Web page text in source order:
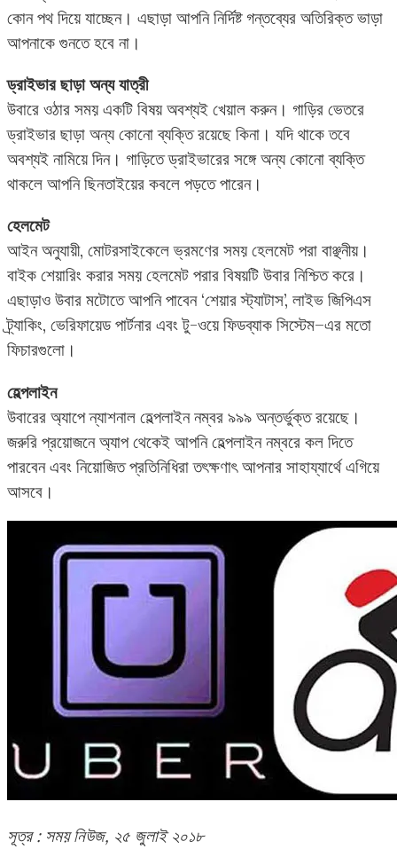
কোন পথ দিয়ে যাচ্ছেন। এছাড়া আপনি নির্দিষ্ট গন্তব্যের অতিরিক্ত ভাড়া
আপনাকে গুনতে হবে না।
ড্রাইভার ছাড়া অন্য যাত্রী
উবারে ওঠার সময় একটি বিষয় অবশ্যই খেয়াল করুন। গাড়ির ভেতরে
ড্রাইভার ছাড়া অন্য কোনো ব্যক্তি রয়েছে কিনা। যদি থাকে তবে
অবশ্যই নামিয়ে দিন। গাড়িতে ড্রাইভারের সঙ্গে অন্য কোনো ব্যক্তি
থাকলে আপনি ছিনতাইয়ের কবলে পড়তে পারেন।
হেলমেট
আইন অনুযায়ী, মোটরসাইকেলে ভ্রমণের সময় হেলমেট পরা বাঞ্ছনীয়।
বাইক শেয়ারিং করার সময় হেলমেট পরার বিষয়টি উবার নিশ্চিত করে।
এছাড়াও উবার মটোতে আপনি পাবেন ‘শেয়ার স্ট্যাটাস’, লাইভ জিপিএস
ট্র্যাকিং, ভেরিফায়েড পার্টনার এবং টু-ওয়ে ফিডব্যাক সিস্টেম–এর মতো
ফিচারগুলো।
হেল্পলাইন
উবারের অ্যাপে ন্যাশনাল হেল্পলাইন নম্বর ৯৯৯ অন্তর্ভুক্ত রয়েছে।
জরুরি প্রয়োজনে অ্যাপ থেকেই আপনি হেল্পলাইন নম্বরে কল দিতে
পারবেন এবং নিয়োজিত প্রতিনিধিরা তৎক্ষণাৎ আপনার সাহায্যার্থে এগিয়ে
আসবে।
সূত্র : সময় নিউজ, ২৫ জুলাই ২০১৮